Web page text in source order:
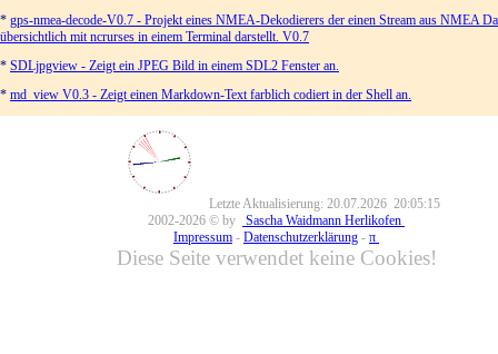
* gps-nmea-decode-V0.7 - Projekt eines NMEA-Dekodierers der einen Stream aus NMEA
übersichtlich mit ncrurses in einem Terminal darstellt. V0.7
* SDLjpgview - Zeigt ein JPEG Bild in einem SDL2 Fenster an.
* md_view V0.3 - Zeigt einen Markdown-Text farblich codiert in der Shell an.
Letzte Aktualisierung: 20.07.2026 20:05:15
2002-2026 © by
Sascha Waidmann Herlikofen
Impressum - Datenschutzerklärung - π
Diese Seite verwendet keine Cookies!